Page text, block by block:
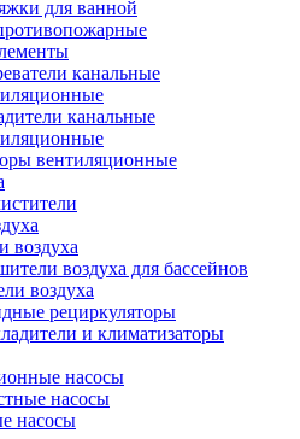
для ванной
канальные
канальные
вентиляционные
воздуха
воздуха для бассейнов
воздуха
рециркуляторы
и климатизаторы
насосы
насосы
насосы